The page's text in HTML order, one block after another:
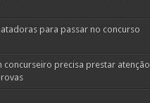
para passar no concurso
concurseiro precisa prestar atenção